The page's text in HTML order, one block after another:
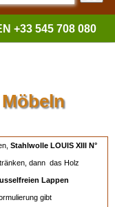
+33 545 708 080
Stahlwolle LOUIS XIII N°
dann das Holz
Lappen
gibt